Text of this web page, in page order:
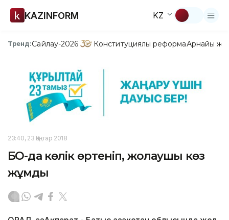
KAZINFORM KZ
Тренд:Сайлау-2026 Конституциялық реформаАрнайы
23:40, 23 Қаңтар 2018
БҚО-да көлік өртеніп, жолаушы көз
жұмды